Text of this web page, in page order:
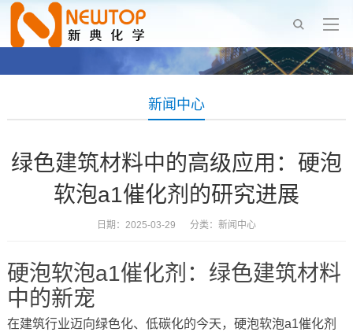
新闻中心
绿色建筑材料中的高级应用：硬泡
软泡a1催化剂的研究进展
日期：2025-03-29 分类： 新闻中心
硬泡软泡a1催化剂：绿色建筑材料
中的新宠
在建筑行业迈向绿色化、低碳化的今天，硬泡软泡a1催化剂